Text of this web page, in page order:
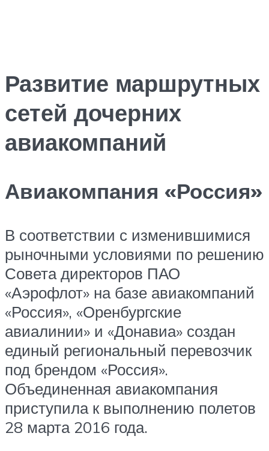
Развитие маршрутных
сетей дочерних
авиакомпаний
Авиакомпания «Россия»
В соответствии с изменившимися
рыночными условиями по решению
Совета директоров ПАО
«Аэрофлот» на базе авиакомпаний
«Россия», «Оренбургские
авиалинии» и «Донавиа» создан
единый региональный перевозчик
под брендом «Россия».
Объединенная авиакомпания
приступила к выполнению полетов
28 марта 2016 года.